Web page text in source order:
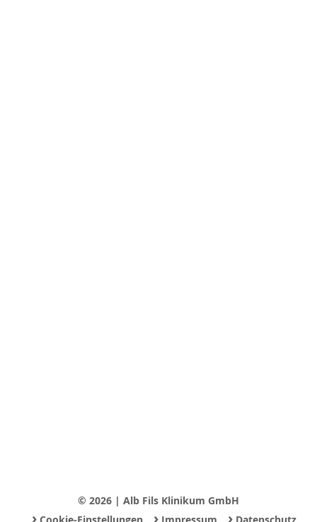
© 2026 | Alb Fils Klinikum GmbH
› › ›